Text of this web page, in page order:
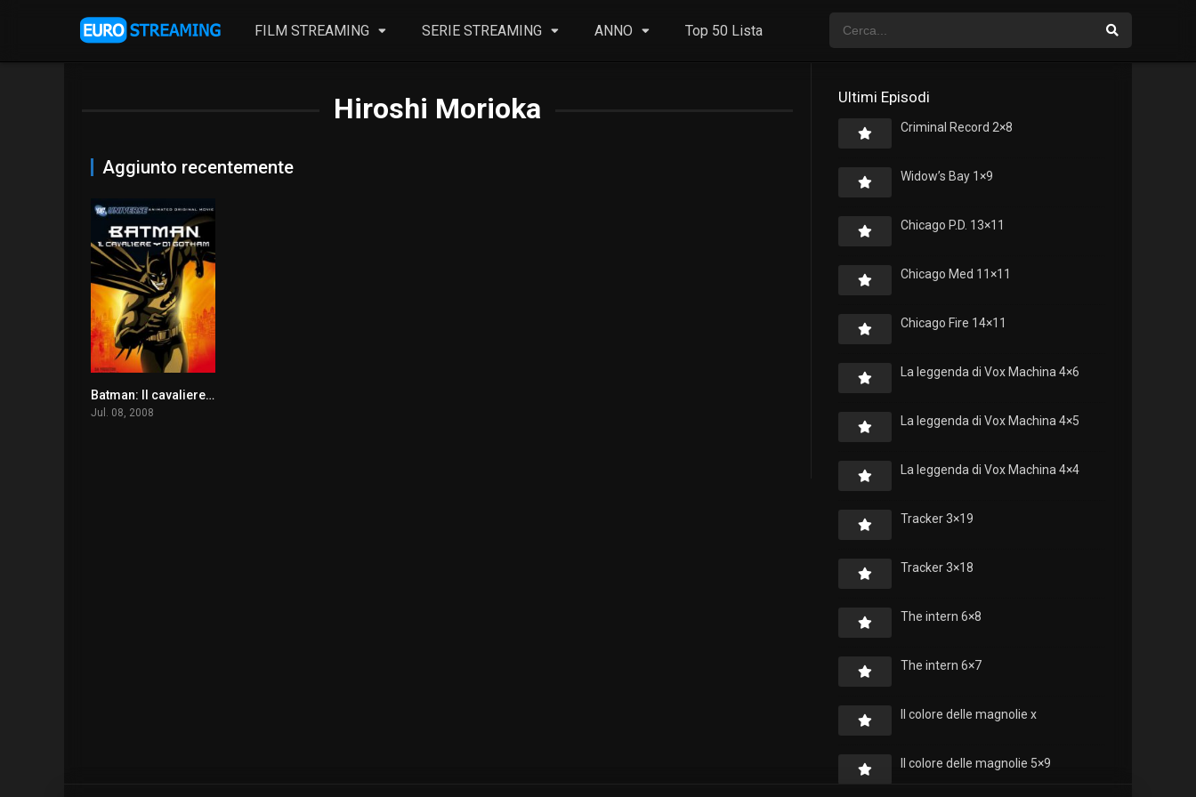
FILM STREAMING SERIE STREAMING ANNO Top 50 Lista
Hiroshi Morioka
Aggiunto recentemente
6.8Batman: Il cavaliere di Gotham
Jul. 08, 2008
Ultimi Episodi
Criminal Record 2×8
Widow’s Bay 1×9
Chicago P.D. 13×11
Chicago Med 11×11
Chicago Fire 14×11
La leggenda di Vox Machina 4×6
La leggenda di Vox Machina 4×5
La leggenda di Vox Machina 4×4
Tracker 3×19
Tracker 3×18
The intern 6×8
The intern 6×7
Il colore delle magnolie x
Il colore delle magnolie 5×9